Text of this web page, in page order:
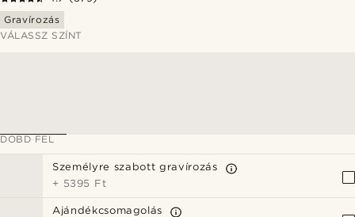
Gravírozás
VÁLASSZ SZÍNT
DOBD FEL
Személyre szabott gravírozás
+ 5395 Ft
Ajándékcsomagolás